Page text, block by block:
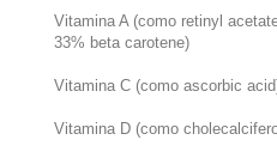
Vitamina A (como retinyl
33% beta carotene)
Vitamina C (como ascorbic
Vitamina D (como